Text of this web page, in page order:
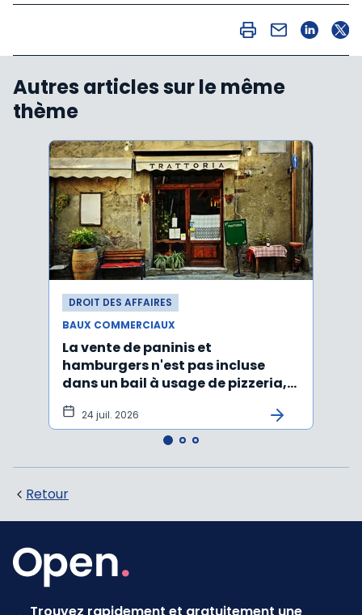
Autres articles sur le même
thème
DROIT DES AFFAIRES
BAUX COMMERCIAUX
La vente de paninis et
hamburgers n'est pas incluse
dans un bail à usage de pizzeria,
pâtes, salades
24 juil. 2026
Retour